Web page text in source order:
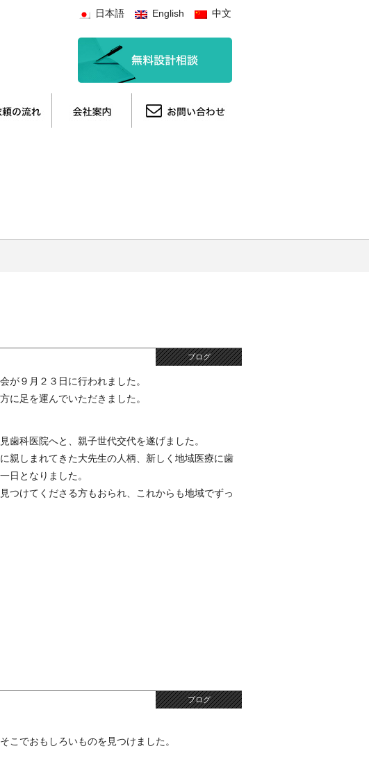
日本語 English 中文
ブログ
が９月２３日に行われました。
に足を運んでいただきました。
歯科医院へと、親子世代交代を遂げました。
親しまれてきた大先生の人柄、新しく地域医療に歯
日となりました。
つけてくださる方もおられ、これからも地域でずっ
ブログ
こでおもしろいものを見つけました。